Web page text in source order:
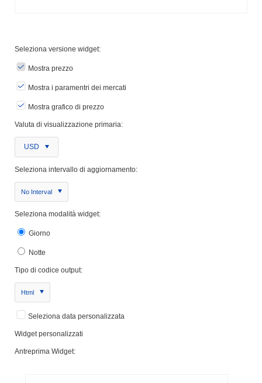
Seleziona versione widget:
Mostra prezzo
Mostra i paramentri dei mercati
Mostra grafico di prezzo
Valuta di visualizzazione primaria:
USD
Seleziona intervallo di aggiornamento:
No Interval
Seleziona modalità widget:
Giorno
Notte
Tipo di codice output:
Html
Seleziona data personalizzata
Widget personalizzati
Antreprima Widget: